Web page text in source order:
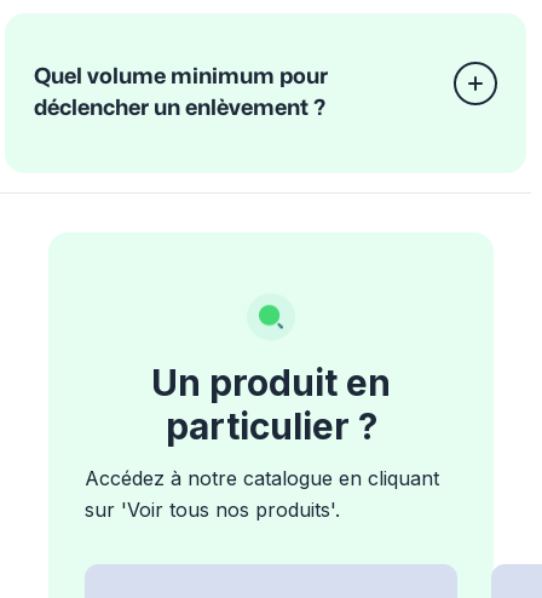
Quel volume minimum pour
déclencher un enlèvement ?
Un produit en
particulier ?
Accédez à notre catalogue en cliquant
sur 'Voir tous nos produits'.